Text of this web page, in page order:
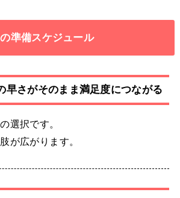
準備スケジュール
早さがそのまま満足度につながる
選択です。
が広がります。